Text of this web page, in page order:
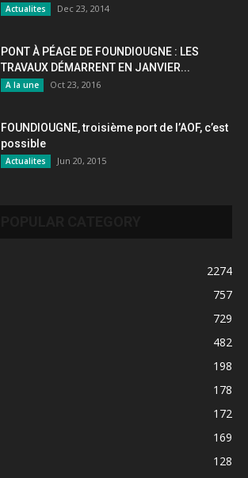
Actualites Dec 23, 2014
PONT À PÉAGE DE FOUNDIOUGNE : LES
TRAVAUX DÉMARRENT EN JANVIER...
A la une Oct 23, 2016
FOUNDIOUGNE, troisième port de l’AOF, c’est
possible
Actualites Jun 20, 2015
2274
757
729
482
198
178
172
169
128